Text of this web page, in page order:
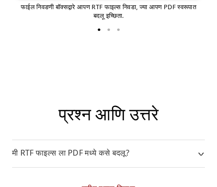
फाईल निवडणी बॉक्सद्वारे आपण RTF फाइल्स निवडा, ज्या आपण PDF स्वरूपात
बदलू इच्छिता.
प्रश्न आणि उत्तरे
मी RTF फाइल्स ला PDF मध्ये कसे बदलू?